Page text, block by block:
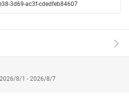
的读者都能轻松理解和运用。
3d69-ac3f-cdedfeb84607
8/1 - 2026/8/7